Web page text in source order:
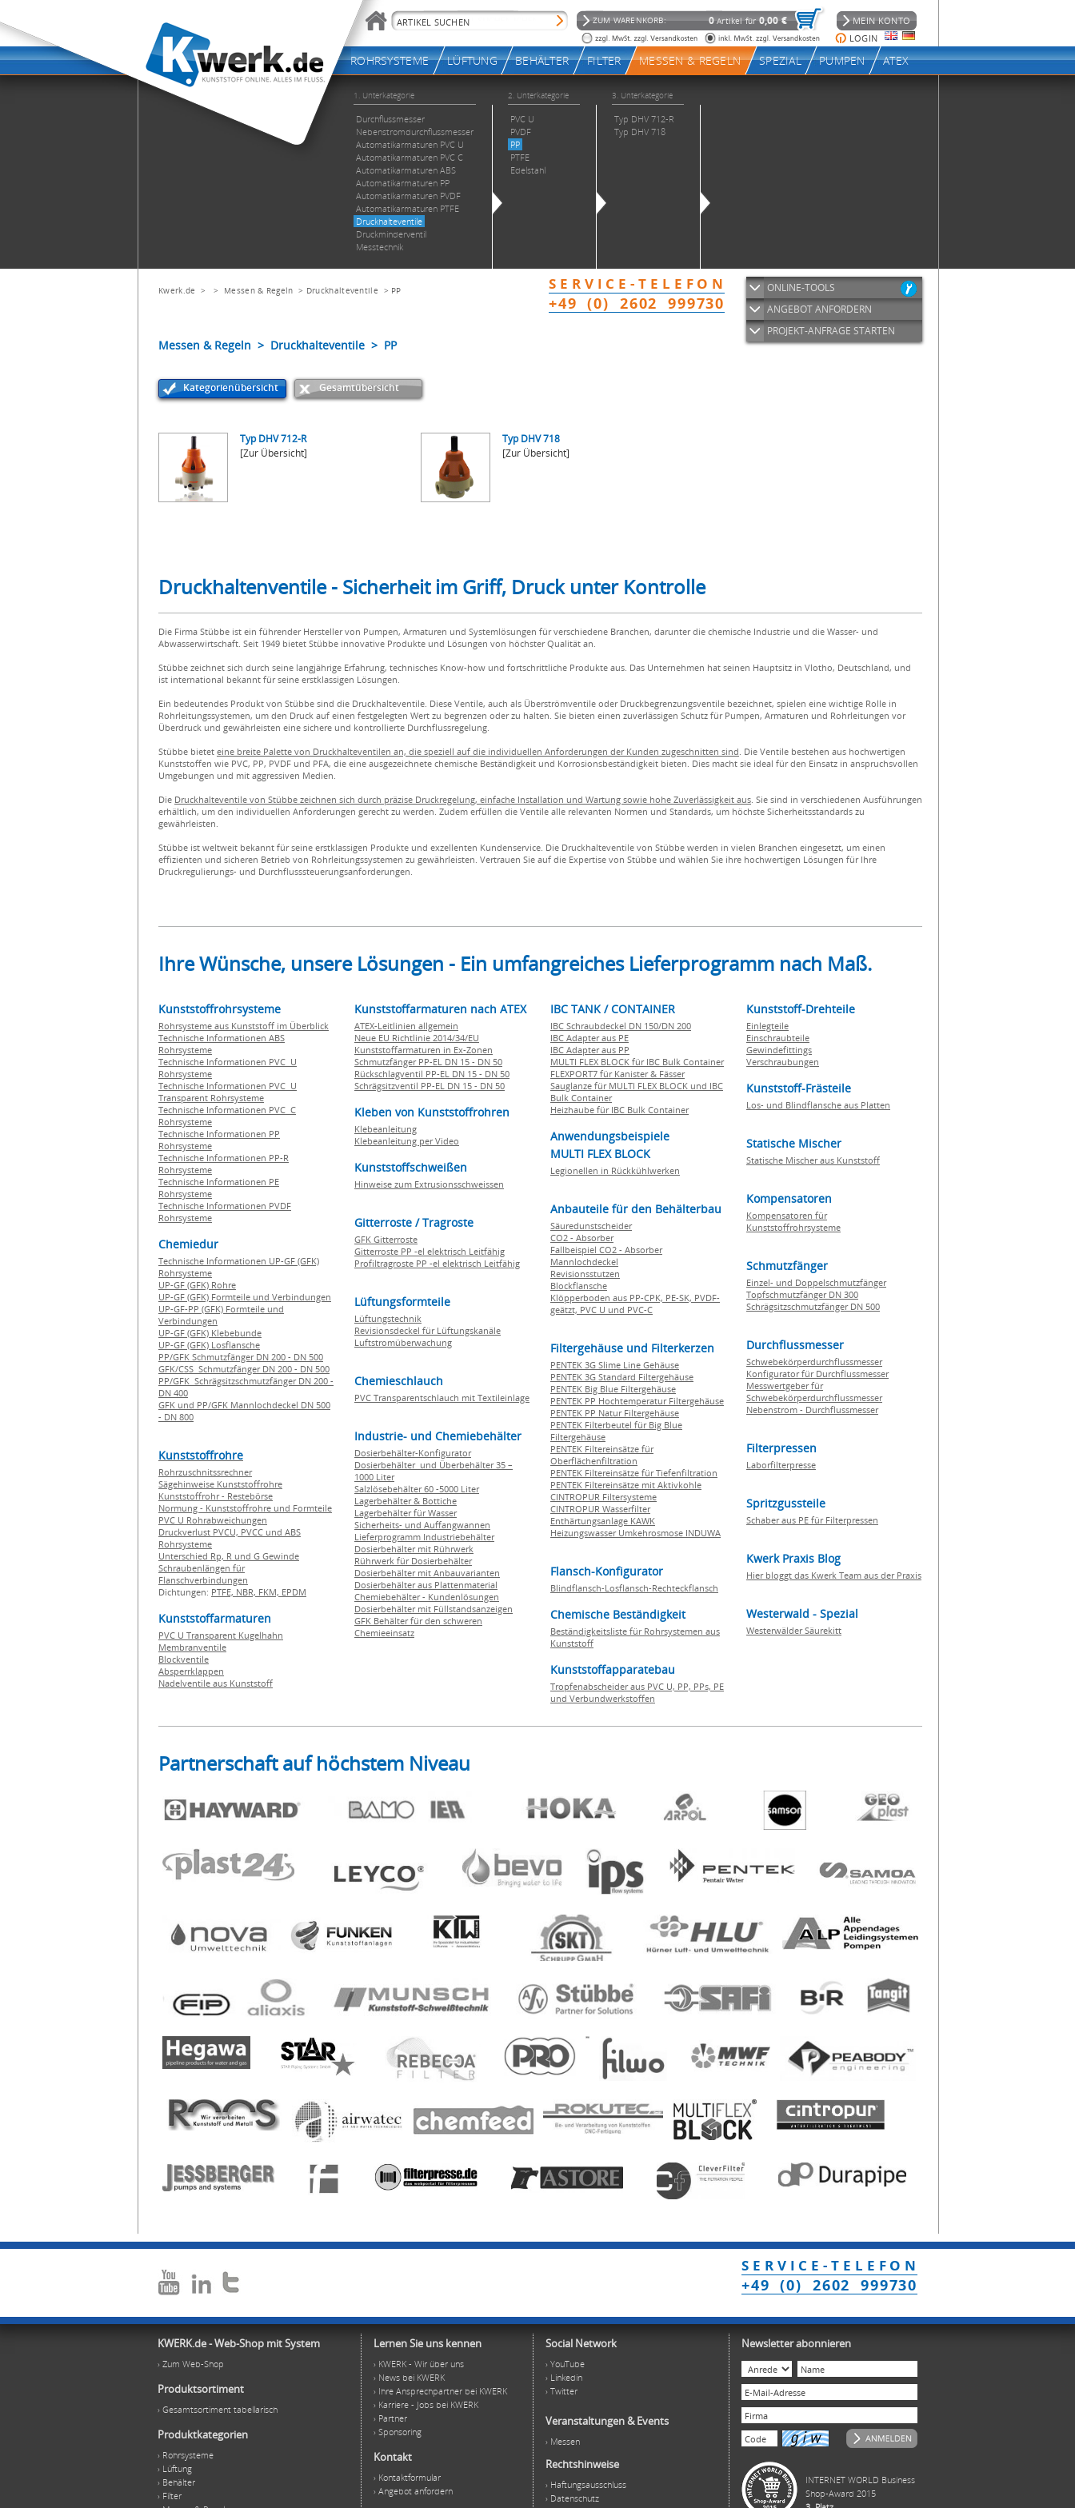
Kwerk.de > > Messen & Regeln > Druckhalteventile > PP
Messen & Regeln > Druckhalteventile > PP
Kategorienübersicht Gesamtübersicht
Typ DHV 712-R
[Zur Übersicht]
Typ DHV 718
[Zur Übersicht]
Druckhaltenventile - Sicherheit im Griff, Druck unter Kontrolle
Die Firma Stübbe ist ein führender Hersteller von Pumpen, Armaturen und Systemlösungen für verschiedene Branchen, darunter die chemische Industrie und die Wasser- und
Abwasserwirtschaft. Seit 1949 bietet Stübbe innovative Produkte und Lösungen von höchster Qualität an.
Stübbe zeichnet sich durch seine langjährige Erfahrung, technisches Know-how und fortschrittliche Produkte aus. Das Unternehmen hat seinen Hauptsitz in Vlotho, Deutschland, und
ist international bekannt für seine erstklassigen Lösungen.
Ein bedeutendes Produkt von Stübbe sind die Druckhalteventile. Diese Ventile, auch als Überströmventile oder Druckbegrenzungsventile bezeichnet, spielen eine wichtige Rolle in
Rohrleitungssystemen, um den Druck auf einen festgelegten Wert zu begrenzen oder zu halten. Sie bieten einen zuverlässigen Schutz für Pumpen, Armaturen und Rohrleitungen vor
Überdruck und gewährleisten eine sichere und kontrollierte Durchflussregelung.
Stübbe bietet eine breite Palette von Druckhalteventilen an, die speziell auf die individuellen Anforderungen der Kunden zugeschnitten sind. Die Ventile bestehen aus hochwertigen
Kunststoffen wie PVC, PP, PVDF und PFA, die eine ausgezeichnete chemische Beständigkeit und Korrosionsbeständigkeit bieten. Dies macht sie ideal für den Einsatz in anspruchsvollen
Umgebungen und mit aggressiven Medien.
Die Druckhalteventile von Stübbe zeichnen sich durch präzise Druckregelung, einfache Installation und Wartung sowie hohe Zuverlässigkeit aus. Sie sind in verschiedenen Ausführungen
erhältlich, um den individuellen Anforderungen gerecht zu werden. Zudem erfüllen die Ventile alle relevanten Normen und Standards, um höchste Sicherheitsstandards zu
gewährleisten.
Stübbe ist weltweit bekannt für seine erstklassigen Produkte und exzellenten Kundenservice. Die Druckhalteventile von Stübbe werden in vielen Branchen eingesetzt, um einen
effizienten und sicheren Betrieb von Rohrleitungssystemen zu gewährleisten. Vertrauen Sie auf die Expertise von Stübbe und wählen Sie ihre hochwertigen Lösungen für Ihre
Druckregulierungs- und Durchflusssteuerungsanforderungen.
Ihre Wünsche, unsere Lösungen - Ein umfangreiches Lieferprogramm nach Maß.
Kunststoffrohrsysteme
Rohrsysteme aus Kunststoff im Überblick
Technische Informationen ABS
Rohrsysteme
Technische Informationen PVC U
Rohrsysteme
Technische Informationen PVC U
Transparent Rohrsysteme
Technische Informationen PVC C
Rohrsysteme
Technische Informationen PP
Rohrsysteme
Technische Informationen PP-R
Rohrsysteme
Technische Informationen PE
Rohrsysteme
Technische Informationen PVDF
Rohrsysteme
Chemiedur
Technische Informationen UP-GF (GFK)
Rohrsysteme
UP-GF (GFK) Rohre
UP-GF (GFK) Formteile und Verbindungen
UP-GF-PP (GFK) Formteile und
Verbindungen
UP-GF (GFK) Klebebunde
UP-GF (GFK) Losflansche
PP/GFK Schmutzfänger DN 200 - DN 500
GFK/CSS Schmutzfänger DN 200 - DN 500
PP/GFK Schrägsitzschmutzfänger DN 200 -
DN 400
GFK und PP/GFK Mannlochdeckel DN 500
- DN 800
Kunststoffrohre
Rohrzuschnitssrechner
Sägehinweise Kunststoffrohre
Kunststoffrohr - Restebörse
Normung - Kunststoffrohre und Formteile
PVC U Rohrabweichungen
Druckverlust PVCU, PVCC und ABS
Rohrsysteme
Unterschied Rp, R und G Gewinde
Schraubenlängen für
Flanschverbindungen
Dichtungen: PTFE, NBR, FKM, EPDM
Kunststoffarmaturen
PVC U Transparent Kugelhahn
Membranventile
Blockventile
Absperrklappen
Nadelventile aus Kunststoff
Kunststoffarmaturen nach ATEX
ATEX-Leitlinien allgemein
Neue EU Richtlinie 2014/34/EU
Kunststoffarmaturen in Ex-Zonen
Schmutzfänger PP-EL DN 15 - DN 50
Rückschlagventil PP-EL DN 15 - DN 50
Schrägsitzventil PP-EL DN 15 - DN 50
Kleben von Kunststoffrohren
Klebeanleitung
Klebeanleitung per Video
Kunststoffschweißen
Hinweise zum Extrusionsschweissen
Gitterroste / Tragroste
GFK Gitterroste
Gitterroste PP -el elektrisch Leitfähig
Profiltragroste PP -el elektrisch Leitfähig
Lüftungsformteile
Lüftungstechnik
Revisionsdeckel für Lüftungskanäle
Luftstromüberwachung
Chemieschlauch
PVC Transparentschlauch mit Textileinlage
Industrie- und Chemiebehälter
Dosierbehälter-Konfigurator
Dosierbehälter und Überbehälter 35 –
1000 Liter
Salzlösebehälter 60 -5000 Liter
Lagerbehälter & Bottiche
Lagerbehälter für Wasser
Sicherheits- und Auffangwannen
Lieferprogramm Industriebehälter
Dosierbehälter mit Rührwerk
Rührwerk für Dosierbehälter
Dosierbehälter mit Anbauvarianten
Dosierbehälter aus Plattenmaterial
Chemiebehälter - Kundenlösungen
Dosierbehälter mit Füllstandsanzeigen
GFK Behälter für den schweren
Chemieeinsatz
IBC TANK / CONTAINER
IBC Schraubdeckel DN 150/DN 200
IBC Adapter aus PE
IBC Adapter aus PP
MULTI FLEX BLOCK für IBC Bulk Container
FLEXPORT7 für Kanister & Fässer
Sauglanze für MULTI FLEX BLOCK und IBC
Bulk Container
Heizhaube für IBC Bulk Container
Anwendungsbeispiele
MULTI FLEX BLOCK
Legionellen in Rückkühlwerken
Anbauteile für den Behälterbau
Säuredunstscheider
CO2 - Absorber
Fallbeispiel CO2 - Absorber
Mannlochdeckel
Revisionsstutzen
Blockflansche
Klöpperboden aus PP-CPK, PE-SK, PVDF-
geätzt, PVC U und PVC-C
Filtergehäuse und Filterkerzen
PENTEK 3G Slime Line Gehäuse
PENTEK 3G Standard Filtergehäuse
PENTEK Big Blue Filtergehäuse
PENTEK PP Hochtemperatur Filtergehäuse
PENTEK PP Natur Filtergehäuse
PENTEK Filterbeutel für Big Blue
Filtergehäuse
PENTEK Filtereinsätze für
Oberflächenfiltration
PENTEK Filtereinsätze für Tiefenfiltration
PENTEK Filtereinsätze mit Aktivkohle
CINTROPUR Filtersysteme
CINTROPUR Wasserfilter
Enthärtungsanlage KAWK
Heizungswasser Umkehrosmose INDUWA
Flansch-Konfigurator
Blindflansch-Losflansch-Rechteckflansch
Chemische Beständigkeit
Beständigkeitsliste für Rohrsystemen aus
Kunststoff
Kunststoffapparatebau
Tropfenabscheider aus PVC U, PP, PPs, PE
und Verbundwerkstoffen
Kunststoff-Drehteile
Einlegteile
Einschraubteile
Gewindefittings
Verschraubungen
Kunststoff-Frästeile
Los- und Blindflansche aus Platten
Statische Mischer
Statische Mischer aus Kunststoff
Kompensatoren
Kompensatoren für
Kunststoffrohrsysteme
Schmutzfänger
Einzel- und Doppelschmutzfänger
Topfschmutzfänger DN 300
Schrägsitzschmutzfänger DN 500
Durchflussmesser
Schwebekörperdurchflussmesser
Konfigurator für Durchflussmesser
Messwertgeber für
Schwebekörperdurchflussmesser
Nebenstrom - Durchflussmesser
Filterpressen
Laborfilterpresse
Spritzgussteile
Schaber aus PE für Filterpressen
Kwerk Praxis Blog
Hier bloggt das Kwerk Team aus der Praxis
Westerwald - Spezial
Westerwälder Säurekitt
Partnerschaft auf höchstem Niveau
ONLINE-TOOLS
ANGEBOT ANFORDERN
PROJEKT-ANFRAGE STARTEN